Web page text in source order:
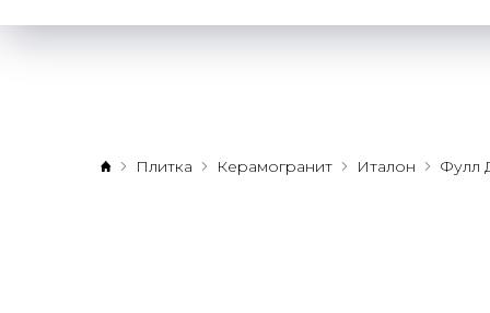
Плитка Керамогранит Италон Фулл